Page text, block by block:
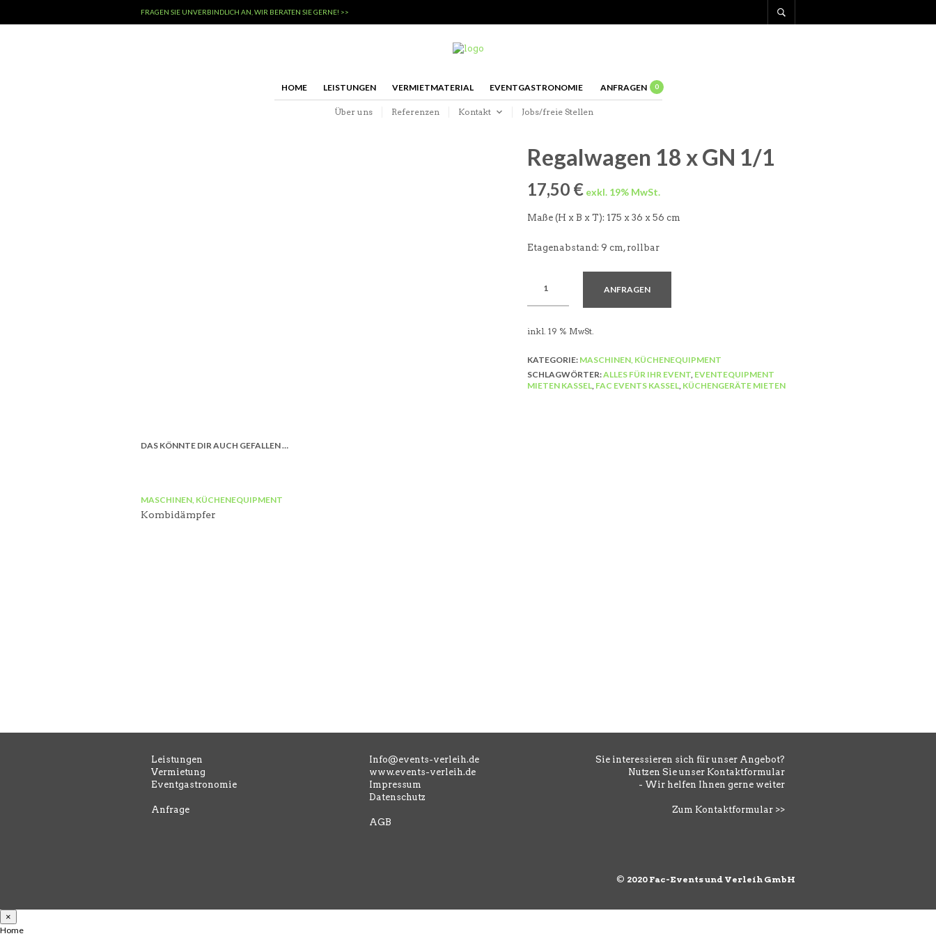
FRAGEN SIE UNVERBINDLICH AN, WIR BERATEN SIE GERNE! >>
HOME LEISTUNGEN VERMIETMATERIAL EVENTGASTRONOMIE ANFRAGEN 0
Über uns Referenzen Kontakt Jobs/freie Stellen
Regalwagen 18 x GN 1/1
17,50 €
Maße (H x B x T): 175 x 36 x 56 cm
Etagenabstand: 9 cm, rollbar
ANFRAGEN
inkl. 19 % MwSt.
KATEGORIE: MASCHINEN, KÜCHENEQUIPMENT
SCHLAGWÖRTER:ALLES FÜR IHR EVENT, EVENTEQUIPMENT
MIETEN KASSEL, FAC EVENTS KASSEL, KÜCHENGERÄTE MIETEN
DAS KÖNNTE DIR AUCH GEFALLEN …
MASCHINEN, KÜCHENEQUIPMENT
Kombidämpfer
Leistungen
Vermietung
Eventgastronomie
Anfrage
Info@events-verleih.de
www.events-verleih.de
Impressum
Datenschutz
AGB
Sie interessieren sich für unser Angebot?
Nutzen Sie unser Kontaktformular
- Wir helfen Ihnen gerne weiter
Zum Kontaktformular >>
© 2020 Fac-Events und Verleih GmbH
×
Home